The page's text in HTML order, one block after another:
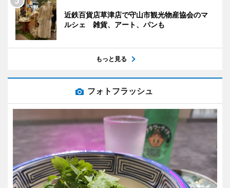
近鉄百貨店草津店で守山市観光物産協会のマ
ルシェ 雑貨、アート、パンも
もっと見る
フォトフラッシュ